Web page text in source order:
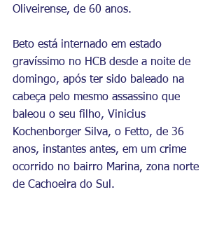
Oliveirense, de 60 anos.
Beto está internado em estado
gravíssimo no HCB desde a noite de
domingo, após ter sido baleado na
cabeça pelo mesmo assassino que
baleou o seu filho, Vinicius
Kochenborger Silva, o Fetto, de 36
anos, instantes antes, em um crime
ocorrido no bairro Marina, zona norte
de Cachoeira do Sul.